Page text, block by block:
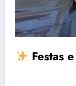
Festas